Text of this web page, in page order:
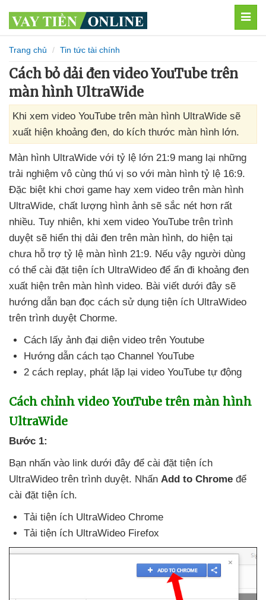
Trang chủ Tin tức tài chính
Cách bỏ dải đen video YouTube trên
màn hình UltraWide
Khi xem video YouTube trên màn hình UltraWide sẽ
xuất hiện khoảng đen, do kích thước màn hình lớn.
Màn hình UltraWide với tỷ lệ lớn 21:9 mang lại những
trải nghiệm vô cùng thú vị so với màn hình tỷ lệ 16:9.
Đặc biệt khi chơi game hay xem video trên màn hình
UltraWide, chất lượng hình ảnh sẽ sắc nét hơn rất
nhiều. Tuy nhiên, khi xem video YouTube trên trình
duyệt sẽ hiển thị dải đen trên màn hình, do hiện tại
chưa hỗ trợ tỷ lệ màn hình 21:9. Nếu vậy người dùng
có thể cài đặt tiện ích UltraWideo để ẩn đi khoảng đen
xuất hiện trên màn hình video. Bài viết dưới đây sẽ
hướng dẫn bạn đọc cách sử dụng tiện ích UltraWideo
trên trình duyệt Chorme.
Cách lấy ảnh đại diện video trên Youtube
Hướng dẫn cách tạo Channel YouTube
2 cách replay, phát lặp lại video YouTube tự động
Cách chỉnh video YouTube trên màn hình
UltraWide
Bước 1:
Bạn nhấn vào link dưới đây để cài đặt tiện ích
UltraWideo trên trình duyệt. Nhấn Add to Chrome để
cài đặt tiện ích.
Tải tiện ích UltraWideo Chrome
Tải tiện ích UltraWideo Firefox